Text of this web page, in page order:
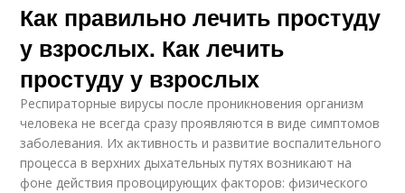
Как правильно лечить простуду
у взрослых. Как лечить
простуду у взрослых
Респираторные вирусы после проникновения организм
человека не всегда сразу проявляются в виде симптомов
заболевания. Их активность и развитие воспалительного
процесса в верхних дыхательных путях возникают на
фоне действия провоцирующих факторов: физического